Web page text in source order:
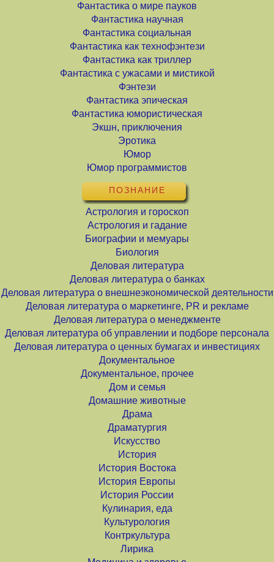
Фантастика о мире пауков
Фантастика научная
Фантастика социальная
Фантастика как технофэнтези
Фантастика как триллер
Фантастика с ужасами и мистикой
Фэнтези
Фантастика эпическая
Фантастика юмористическая
Экшн, приключения
Эротика
Юмор
Юмор программистов
ПОЗНАНИЕ
Астрология и гороскоп
Астрология и гадание
Биографии и мемуары
Биология
Деловая литература
Деловая литература о банках
Деловая литература о внешнеэкономической деятельности
Деловая литература о маркетинге, PR и рекламе
Деловая литература о менеджменте
Деловая литература об управлении и подборе персонала
Деловая литература о ценных бумагах и инвестициях
Документальное
Документальное, прочее
Дом и семья
Домашние животные
Драма
Драматургия
Искусство
История
История Востока
История Европы
История России
Кулинария, еда
Культурология
Контркультура
Лирика